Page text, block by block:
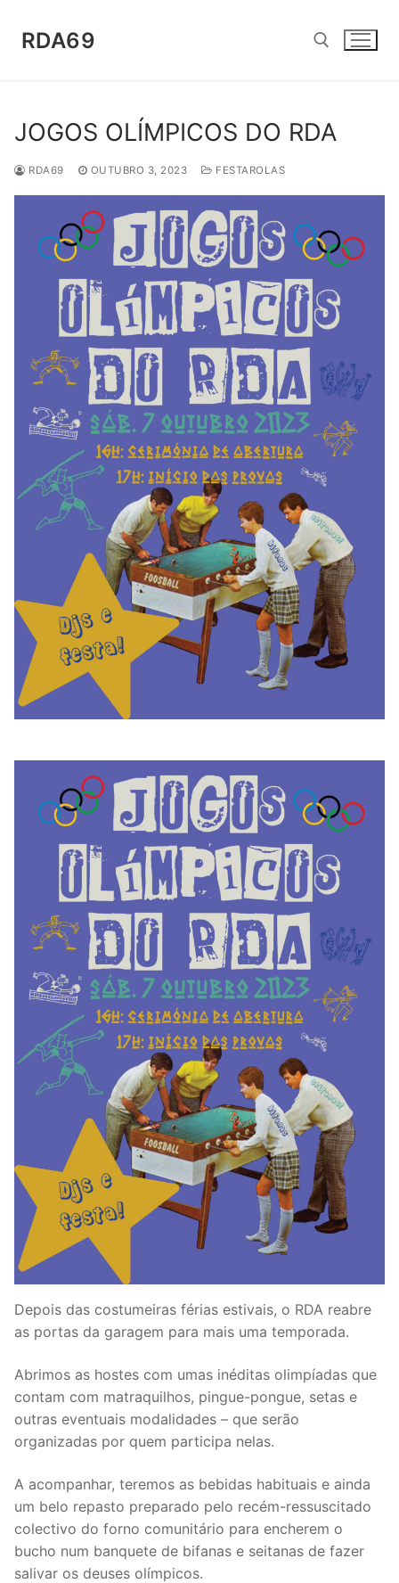
paraRDA69
JOGOS OLÍMPICOS DO RDA
RDA69 OUTUBRO 3, 2023 FESTAROLAS
Depois das costumeiras férias estivais, o RDA reabre
as portas da garagem para mais uma temporada.
Abrimos as hostes com umas inéditas olimpíadas que
contam com matraquilhos, pingue-pongue, setas e
outras eventuais modalidades – que serão
organizadas por quem participa nelas.
A acompanhar, teremos as bebidas habituais e ainda
um belo repasto preparado pelo recém-ressuscitado
colectivo do forno comunitário para encherem o
bucho num banquete de bifanas e seitanas de fazer
salivar os deuses olímpicos.